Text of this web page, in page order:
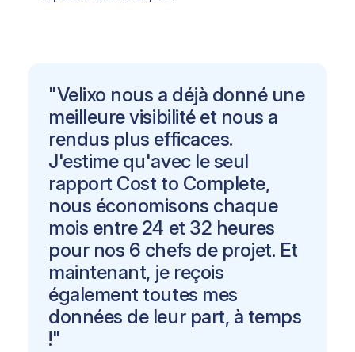
"Velixo nous a déjà donné une
meilleure visibilité et nous a
rendus plus efficaces.
J'estime qu'avec le seul
rapport Cost to Complete,
nous économisons chaque
mois entre 24 et 32 heures
pour nos 6 chefs de projet. Et
maintenant, je reçois
également toutes mes
données de leur part, à temps
!"